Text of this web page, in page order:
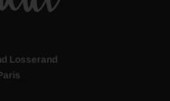
Losserand